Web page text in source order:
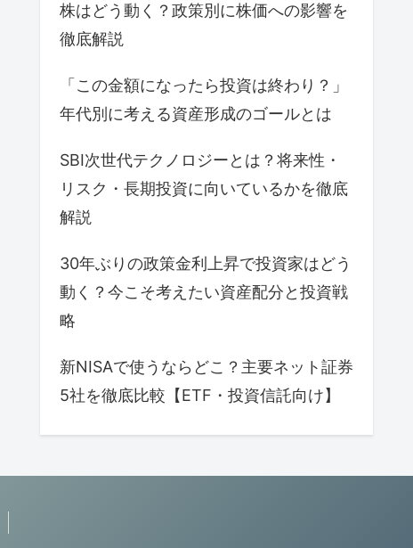
株はどう動く？政策別に株価への影響を
徹底解説
「この金額になったら投資は終わり？」
年代別に考える資産形成のゴールとは
SBI次世代テクノロジーとは？将来性・
リスク・長期投資に向いているかを徹底
解説
30年ぶりの政策金利上昇で投資家はどう
動く？今こそ考えたい資産配分と投資戦
略
新NISAで使うならどこ？主要ネット証券
5社を徹底比較【ETF・投資信託向け】